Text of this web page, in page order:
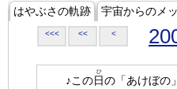
はやぶさの軌跡 宇宙からのメ
<<< << <
♪この日
ひ
の「あけぼの」